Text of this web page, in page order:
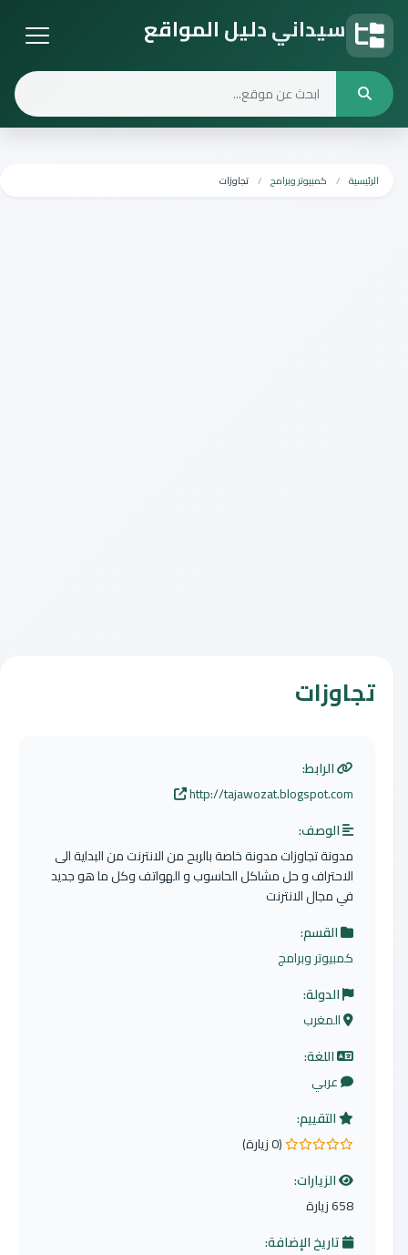
سيداني دليل المواقع
الرئيسية كمبيوتر وبرامج تجاوزات
تجاوزات
الرابط:
http://tajawozat.blogspot.com
الوصف:
مدونة تجاوزات مدونة خاصة بالربح من الانترنت من البداية الى
الاحتراف و حل مشاكل الحاسوب و الهواتف وكل ما هو جديد
في مجال الانترنت
القسم:
كمبيوتر وبرامج
الدولة:
المغرب
اللغة:
عربي
التقييم:
0.0 من 5 نجوم
(0 زيارة)
الزيارات:
658 زيارة
تاريخ الإضافة: